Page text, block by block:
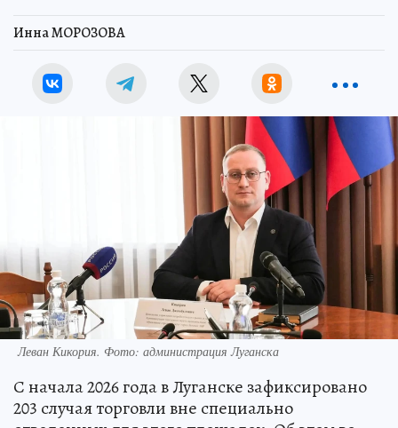
Инна МОРОЗОВА
Леван Кикория. Фото: администрация Луганска
С начала 2026 года в Луганске зафиксировано
203 случая торговли вне специально